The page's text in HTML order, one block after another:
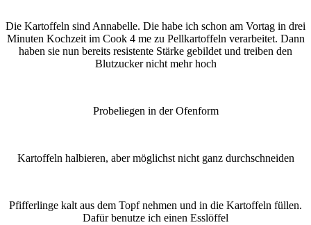
Die Kartoffeln sind Annabelle. Die habe ich schon am Vortag in drei
Minuten Kochzeit im Cook 4 me zu Pellkartoffeln verarbeitet. Dann
haben sie nun bereits resistente Stärke gebildet und treiben den
Blutzucker nicht mehr hoch
Probeliegen in der Ofenform
Kartoffeln halbieren, aber möglichst nicht ganz durchschneiden
Pfifferlinge kalt aus dem Topf nehmen und in die Kartoffeln füllen.
Dafür benutze ich einen Esslöffel